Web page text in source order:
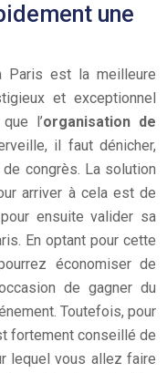
une
Paris est la meilleure
et exceptionnel
l’organisation de
il faut dénicher,
congrès. La solution
arriver à cela est de
ensuite valider sa
En optant pour cette
économiser de
de gagner du
Toutefois, pour
fortement conseillé de
lequel vous allez faire